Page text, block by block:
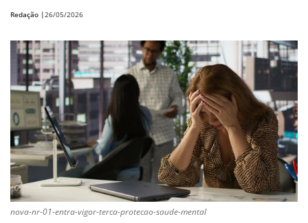
Redação |26/05/2026
nova-nr-01-entra-vigor-terca-protecao-saude-mental